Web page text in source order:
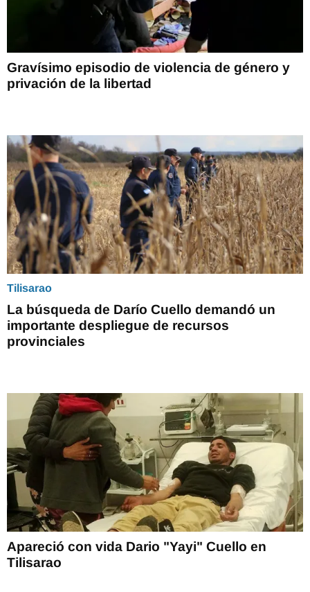
Gravísimo episodio de violencia de género y
privación de la libertad
Tilisarao
La búsqueda de Darío Cuello demandó un
importante despliegue de recursos
provinciales
Apareció con vida Dario "Yayi" Cuello en
Tilisarao